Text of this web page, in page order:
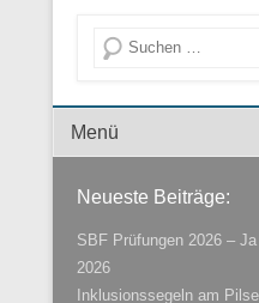
Suche
Menü der Fußzeile
Neueste Beiträge:
SBF Prüfungen 2026 –
2026
Inklusionssegeln am